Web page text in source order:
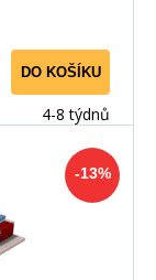
DO KOŠÍKU
4-8 týdnů
-13%